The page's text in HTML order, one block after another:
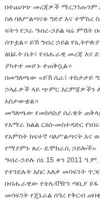
በተጨባጭ መረጃዎች ማረጋገጡንም
ስለ ባለሥልጣናቱ ግድያ እና ተሞከረ
ፍትኅ የጋራ ግብረ-ኃይል ዛሬ
ሰጥቷል። ይኸ ግብረ ኃይል
ፅህፈት ቤት፣ የብሔራዊ መረጃ እና
ያካተተ መሆኑ ተጠቅሷል።
በመግለጫው «ይኸ ሴራ፤ ተከታታይ
ኃላፊዎች ላይ ጭምር እርምጃዎችን
አስታውቋል።
መግለጫው የመከላከያ ሰራዊት
የአማራ ክልል ርዕሰ-መስተዳድር
የአምስት ከፍተኛ ባለሥልጣናት እና
የማያምኑ ጸረ- ዴሞክራሲ ኃይሎች»
ግብረ-ኃይሉ ሰኔ 15 ቀን 2011
የተገደሉት አስር አለቃ መሳፍንት
በብሔራዊው የቴሌቭዥን ጣቢያ ይፋ
መሳፍንት የጄኔራል ሰዓረ የቅርብ